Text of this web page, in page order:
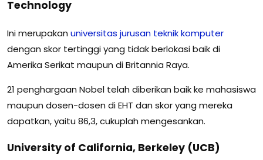
Technology
Ini merupakan universitas jurusan teknikkomputer
dengan skor tertinggi yang tidak berlokasi baik di
Amerika Serikat maupun di Britannia Raya.
21 penghargaan Nobel telah diberikan baik ke mahasiswa
maupun dosen-dosen di EHT dan skor yang mereka
dapatkan, yaitu 86,3, cukuplah mengesankan.
University of California, Berkeley (UCB)